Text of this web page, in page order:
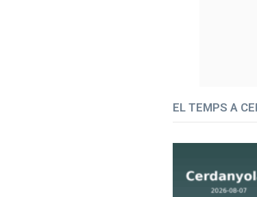
EL TEMPS A